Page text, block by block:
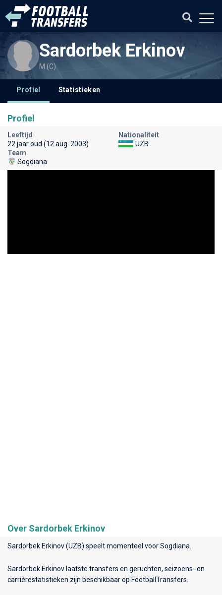
Sardorbek Erkinov
M (C)
Profiel Statistieken
Over Sardorbek Erkinov
Sardorbek Erkinov (UZB) speelt momenteel voorSogdiana
Sardorbek Erkinov laatste transfers en geruchten, seizoens- en
carrièrestatistieken zijn beschikbaar op FootballTransfers.
Profiel
Leeftijd
22 jaar oud (12 aug. 2003)
Nationaliteit
UZB
Team
Sogdiana